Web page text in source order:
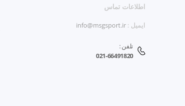
اطلاعات تماس
ایمیل : info@msgsport.ir
تلفن :
021-66491820